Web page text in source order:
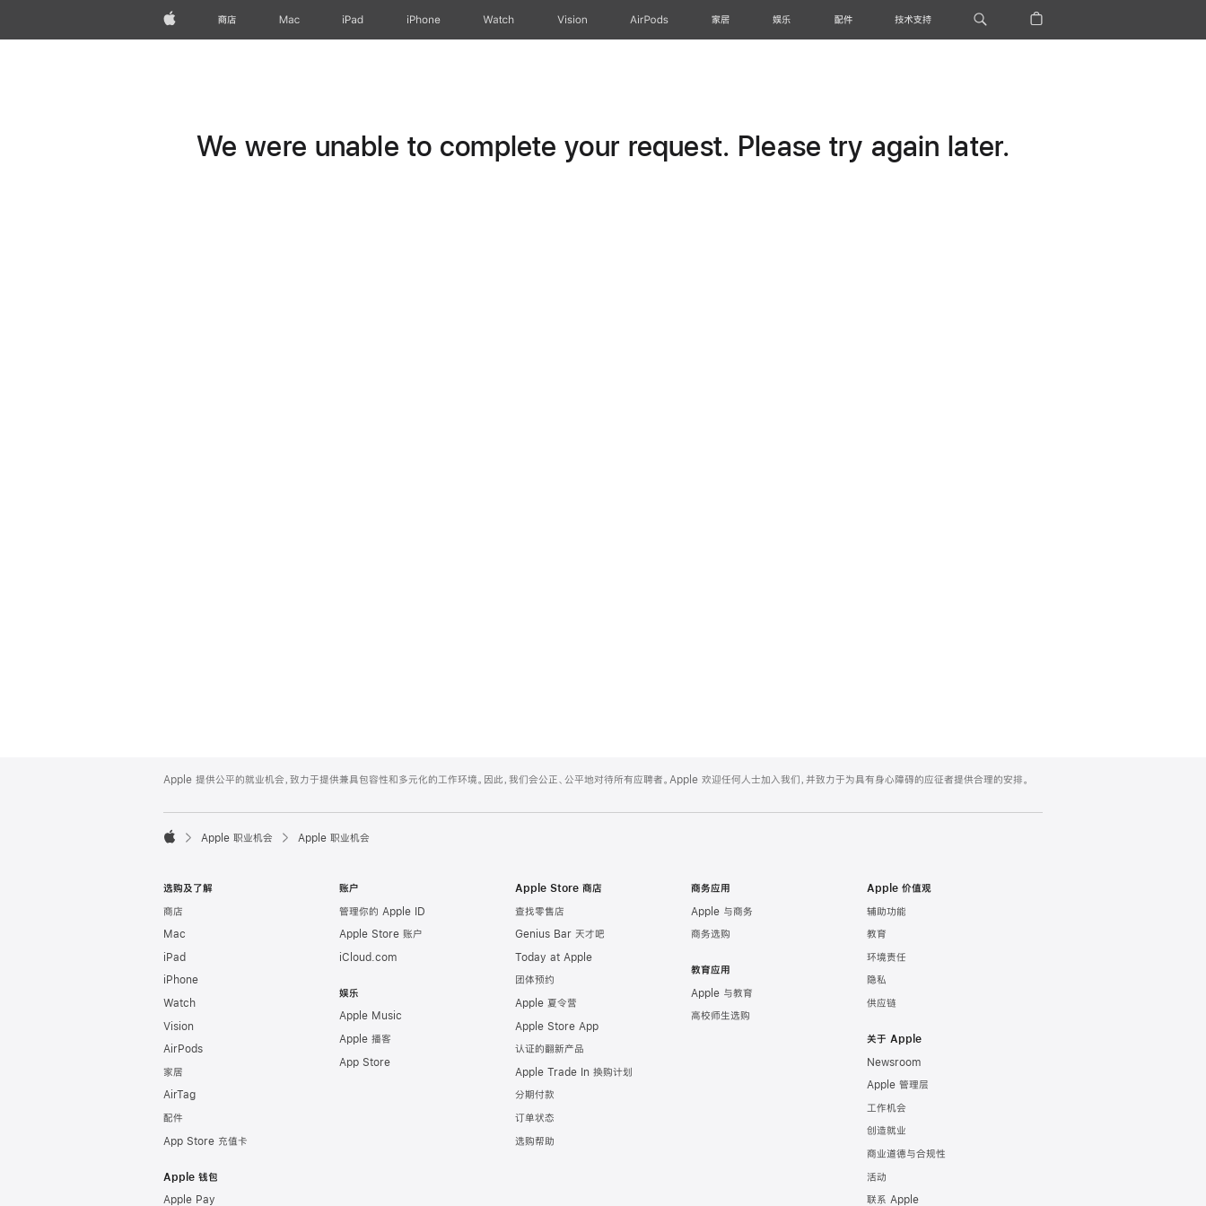
Apple 商店 Mac iPad iPhone Watch Vision AirPods 家居 娱乐 配件 技术支持
We were unable to complete your request. Please try again later.
Footer
Apple 提供公平的就业机会，致力于提供兼具包容性和多元化的工作环境。因此，我们会公正、公平地对待所有应聘者。Apple 欢迎任何人士加入我们，并致力于为具有身心障碍的应征者提供合理的安排。

Apple 职业机会 Apple 职业机会
选购及了解
商店
Mac
iPad
iPhone
Watch
Vision
AirPods
家居
AirTag
配件
App Store 充值卡
Apple 钱包
Apple Pay
账户
管理你的 Apple ID
Apple Store 账户
iCloud.com
娱乐
Apple Music
Apple 播客
App Store
Apple Store 商店
查找零售店
Genius Bar 天才吧
Today at Apple
团体预约
Apple 夏令营
Apple Store App
认证的翻新产品
Apple Trade In 换购计划
分期付款
订单状态
选购帮助
商务应用
Apple 与商务
商务选购
教育应用
Apple 与教育
高校师生选购
Apple 价值观
辅助功能
教育
环境责任
隐私
供应链
关于 Apple
Newsroom
Apple 管理层
工作机会
创造就业
商业道德与合规性
活动
联系 Apple